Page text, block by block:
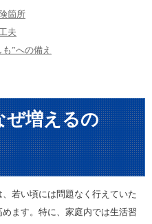
箇所
夫
”への備え
ぜ増えるの
若い頃には問題なく行えていた
ます。特に、家庭内では生活習